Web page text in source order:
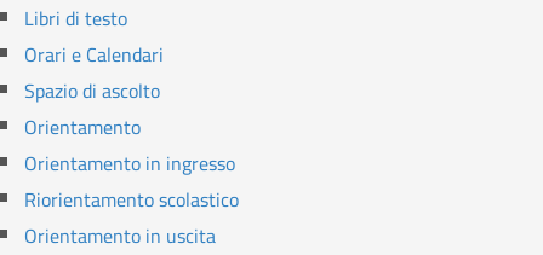
Libri di testo
Orari e Calendari
Spazio di ascolto
Orientamento
Orientamento in ingresso
Riorientamento scolastico
Orientamento in uscita